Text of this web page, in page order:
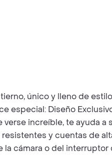
único y lleno de
especial: Diseño
increíble, te ayuda
y cuentas de
cámara o del